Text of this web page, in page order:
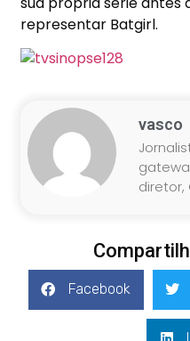
representar Batgirl.
vasco
diretor,
Facebook